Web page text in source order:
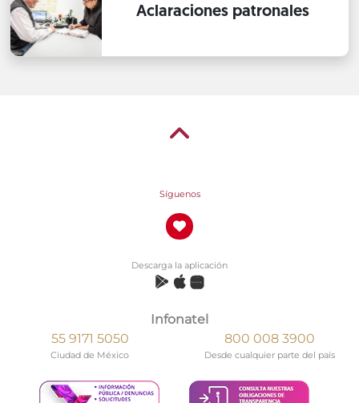
Aclaraciones patronales
Síguenos
Descarga la aplicación
Infonatel
55 9171 5050
Ciudad de México
800 008 3900
Desde cualquier parte del país